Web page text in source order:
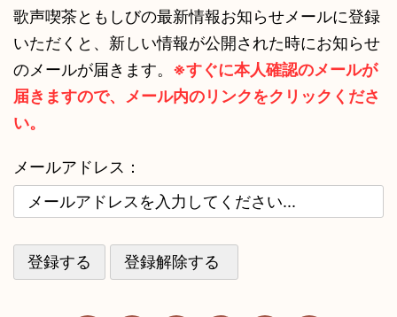
歌声喫茶ともしびの最新情報お知らせメールに登録
いただくと、新しい情報が公開された時にお知らせ
のメールが届きます。 ※すぐに本人確認のメールが
届きますので、メール内のリンクをクリックくださ
い。
メールアドレス：